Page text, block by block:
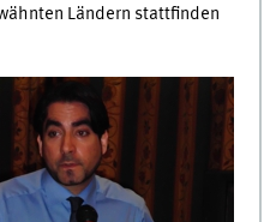
Ländern stattfinden